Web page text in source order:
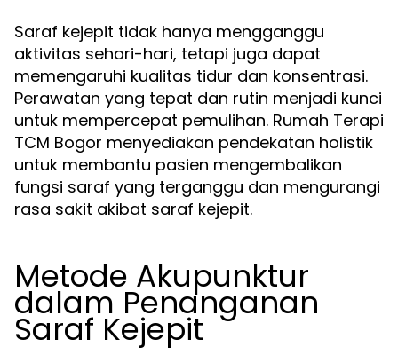
Saraf kejepit tidak hanya mengganggu
aktivitas sehari-hari, tetapi juga dapat
memengaruhi kualitas tidur dan konsentrasi.
Perawatan yang tepat dan rutin menjadi kunci
untuk mempercepat pemulihan. Rumah Terapi
TCM Bogor menyediakan pendekatan holistik
untuk membantu pasien mengembalikan
fungsi saraf yang terganggu dan mengurangi
rasa sakit akibat saraf kejepit.
Metode Akupunktur
dalam Penanganan
Saraf Kejepit